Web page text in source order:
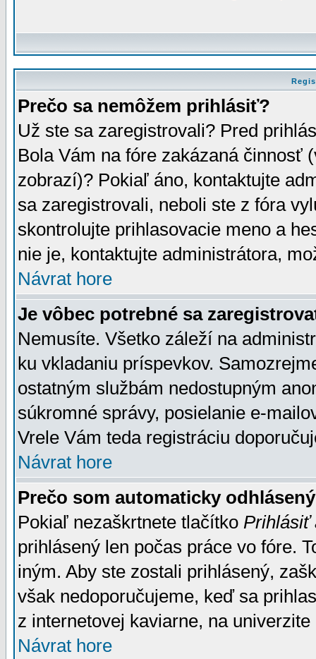
Prečo sa nemôžem prihlásiť?
Už ste sa zaregistrovali? Pred
Bola Vám na fóre zakázaná činnosť
zobrazí)? Pokiaľ áno, kontaktujte
sa zaregistrovali, neboli ste z fóra
skontrolujte prihlasovacie meno a
nie je, kontaktujte administrátora,
Návrat hore
Je vôbec potrebné sa
Nemusíte. Všetko záleží na
ku vkladaniu príspevkov.
ostatným službám nedostupným
súkromné správy, posielanie e-
Vrele Vám teda registráciu
Návrat hore
Prečo som automaticky
Pokiaľ nezaškrtnete tlačítko Prihlásiť
prihlásený len počas práce vo fóre.
iným. Aby ste zostali prihlásený,
však nedoporučujeme, keď sa
z internetovej kaviarne, na univerzite
Návrat hore